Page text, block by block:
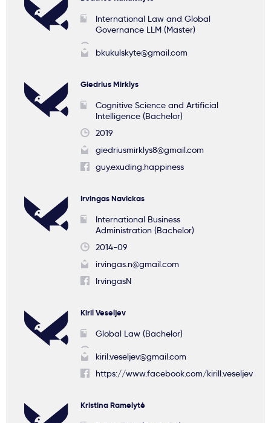
International Law and Global
Governance LLM (Master)
bkukulskyte@gmail.com
Giedrius Mirklys
Cognitive Science and Artificial
Intelligence (Bachelor)
2019
giedriusmirklys8@gmail.com
guy.exuding.happiness
Irvingas Navickas
International Business
Administration (Bachelor)
2014-09
irvingas.n@gmail.com
IrvingasN
Kiril Veseljev
Global Law (Bachelor)
kiril.veseljev@gmail.com
https://www.facebook.com/kirill.veseljev
Kristina Ramelytė